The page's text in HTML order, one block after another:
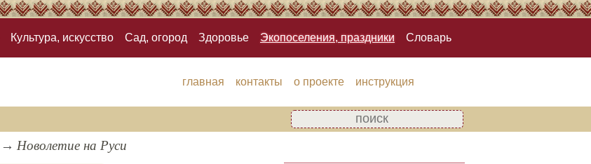
Культура, искусство Сад, огород Здоровье Экопоселения, праздники Словарь
главная контакты о проекте инструкция
Новолетие на Руси